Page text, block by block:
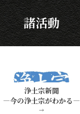
諸活動
浄土宗新聞
―今の浄土宗がわかる―
→